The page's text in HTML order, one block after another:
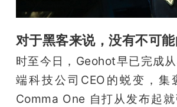
题
爱
对于黑客来说，没有不可
时至今日，Geohot早已完成
端科技公司CEO的蜕变，集
Comma One 自打从发布起